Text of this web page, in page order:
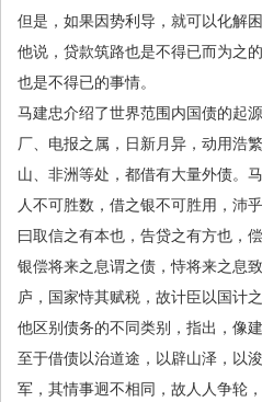
但是，如果因势利导，就可以化解
他说，贷款筑路也是不得已而为之
也是不得已的事情。
马建忠介绍了世界范围内国债的起
厂、电报之属，日新月异，动用浩
山、非洲等处，都借有大量外债。
人不可胜数，借之银不可胜用，沛
曰取信之有本也，告贷之有方也，
银偿将来之息谓之债，恃将来之息
庐，国家恃其赋税，故计臣以国计
他区别债务的不同类别，指出，像
至于借债以治道途，以辟山泽，以
军，其情事迥不相同，故人人争轮